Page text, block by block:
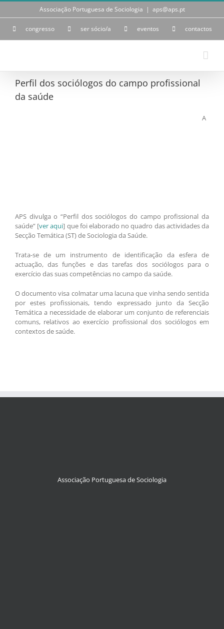
Skip
Associação Portuguesa de Sociologia | aps@aps.pt
congresso ser sócio/a eventos contactos
Perfil dos sociólogos do campo profissional
da saúde
A
APS divulga o “Perfil dos sociólogos do campo profissional da
saúde” [ver aqui] que foi elaborado no quadro das actividades da
Secção Temática (ST) de Sociologia da Saúde.
Trata-se de um instrumento de identificação da esfera de
actuação, das funções e das tarefas dos sociólogos para o
exercício das suas competências no campo da saúde.
O documento visa colmatar uma lacuna que vinha sendo sentida
por estes profissionais, tendo expressado junto da Secção
Temática a necessidade de elaborar um conjunto de referenciais
comuns, relativos ao exercício profissional dos sociólogos em
contextos de saúde.
Associação Portuguesa de Sociologia